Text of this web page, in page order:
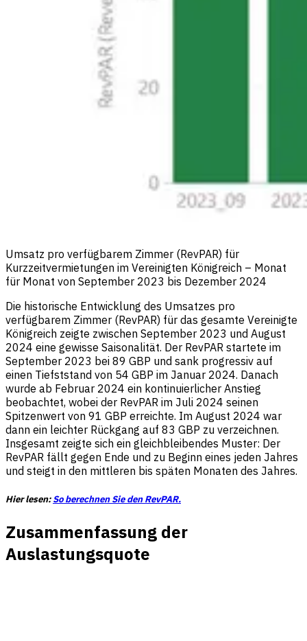
Umsatz pro verfügbarem Zimmer (RevPAR) für
Kurzzeitvermietungen im Vereinigten Königreich – Monat
für Monat von September 2023 bis Dezember 2024
Die historische Entwicklung des Umsatzes pro
verfügbarem Zimmer (RevPAR) für das gesamte Vereinigte
Königreich zeigte zwischen September 2023 und August
2024 eine gewisse Saisonalität. Der RevPAR startete im
September 2023 bei 89 GBP und sank progressiv auf
einen Tiefststand von 54 GBP im Januar 2024. Danach
wurde ab Februar 2024 ein kontinuierlicher Anstieg
beobachtet, wobei der RevPAR im Juli 2024 seinen
Spitzenwert von 91 GBP erreichte. Im August 2024 war
dann ein leichter Rückgang auf 83 GBP zu verzeichnen.
Insgesamt zeigte sich ein gleichbleibendes Muster: Der
RevPAR fällt gegen Ende und zu Beginn eines jeden Jahres
und steigt in den mittleren bis späten Monaten des Jahres.
Hier lesen:So berechnen Sie den RevPAR.
Zusammenfassung der
Auslastungsquote